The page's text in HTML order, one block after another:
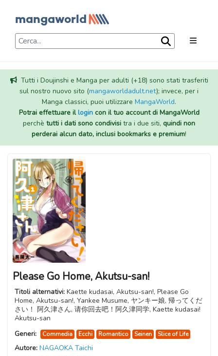
Tutti i Doujinshi e Manga per adulti (+18) sono stati trasferiti
sul nostro nuovo sito (mangaworldadult.net); invece, per i
Manga classici, puoi utilizzare MangaWorld.
Potrai effettuare illogincon il tuo account di MangaWorld
perchè tutti i dati sono condivisi tra i due siti, quindi non
perderai alcun dato, inclusi bookmarks e premium!
Please Go Home, Akutsu-san!
Titoli alternativi: Kaette kudasai, Akutsu-san!, Please Go
Home, Akutsu-san!, Yankee Musume, ヤンキー娘, 帰ってくだ
さい！ 阿久津さん, 请你回去吧！阿久津同学, Kaette kudasai!
Akutsu-san
Generi:
Commedia Ecchi Romantico Seinen Slice of Life
Autore: NAGAOKA Taichi